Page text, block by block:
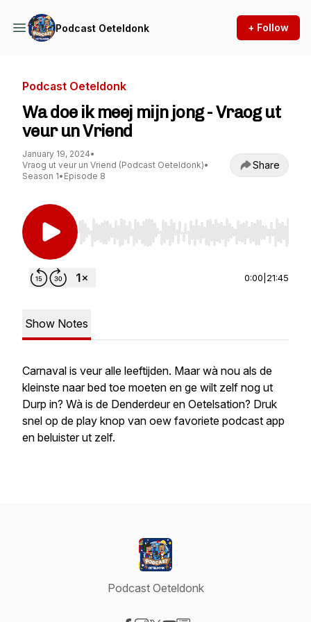
Podcast Oeteldonk + Follow
Podcast Oeteldonk
Wa doe ik meej mijn jong - Vraog ut
veur un Vriend
January 19, 2024•
Vraog ut veur un Vriend (Podcast Oeteldonk)•
Season 1• Episode 8
Share
Use Left/Right to seek, Home/End to jump to
0:00 21:45
Show Notes
Carnaval is veur alle leeftijden. Maar wà nou als de
kleinste naar bed toe moeten en ge wilt zelf nog ut
Durp in? Wà is de Denderdeur en Oetelsation? Druk
snel op de play knop van oew favoriete podcast app
en beluister ut zelf.
Podcast Oeteldonk